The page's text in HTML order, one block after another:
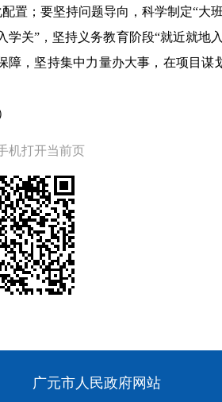
置；要坚持问题导向，科学制定“大
关”，坚持义务教育阶段“就近就地
，坚持集中力量办大事，在项目谋
机打开当前页
广元市人民政府网站